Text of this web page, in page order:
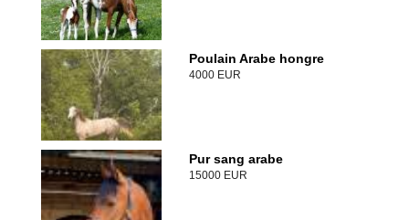
Poulain Arabe hongre
4000 EUR
Pur sang arabe
15000 EUR